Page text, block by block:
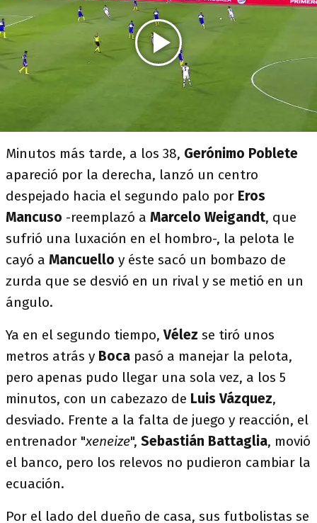
Minutos más tarde, a los 38, Gerónimo Poblete
apareció por la derecha, lanzó un centro
despejado hacia el segundo palo por Eros
Mancuso -reemplazó a Marcelo Weigandt, que
sufrió una luxación en el hombro-, la pelota le
cayó a Mancuello y éste sacó un bombazo de
zurda que se desvió en un rival y se metió en un
ángulo.
Ya en el segundo tiempo,Vélez se tiró unos
metros atrás y Boca pasó a manejar la pelota,
pero apenas pudo llegar una sola vez, a los 5
minutos, con un cabezazo de Luis Vázquez,
desviado. Frente a la falta de juego y reacción, el
entrenador "xeneize", Sebastián Battaglia, movió
el banco, pero los relevos no pudieron cambiar la
ecuación.
Por el lado del dueño de casa, sus futbolistas se